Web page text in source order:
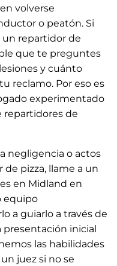
volverse
o peatón. Si
un repartidor de
que te preguntes
y cuánto
reclamo. Por eso es
experimentado
repartidores de
negligencia o actos
pizza, llame a un
en Midland en
equipo
a guiarlo a través de
presentación inicial
las habilidades
juez si no se